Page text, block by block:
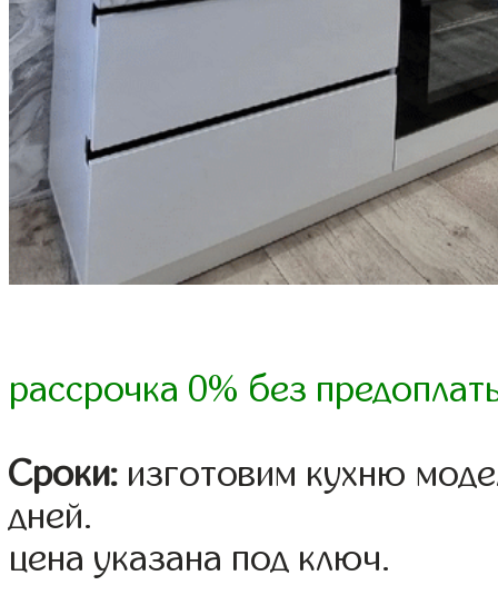
рассрочка 0% без
Сроки: изготовим кухню
дней.
цена указана под ключ.